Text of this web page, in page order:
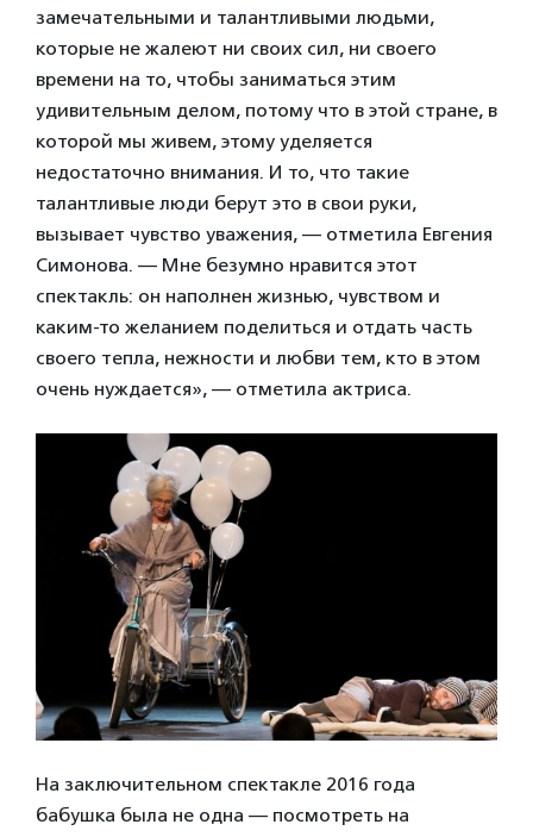
замечательными и талантливыми людьми,
которые не жалеют ни своих сил, ни своего
времени на то, чтобы заниматься этим
удивительным делом, потому что в этой стране, в
которой мы живем, этому уделяется
недостаточно внимания. И то, что такие
талантливые люди берут это в свои руки,
вызывает чувство уважения, — отметила Евгения
Симонова. — Мне безумно нравится этот
спектакль: он наполнен жизнью, чувством и
каким-то желанием поделиться и отдать часть
своего тепла, нежности и любви тем, кто в этом
очень нуждается», — отметила актриса.
На заключительном спектакле 2016 года
бабушка была не одна — посмотреть на